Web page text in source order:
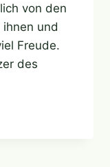
von den
und
Freude.
des